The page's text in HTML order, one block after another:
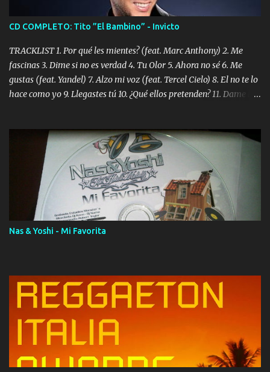
CD COMPLETO: Tito ”El Bambino” - Invicto
TRACKLIST 1. Por qué les mientes? (feat. Marc Anthony) 2. Me
fascinas 3. Dime si no es verdad 4. Tu Olor 5. Ahora no sé 6. Me
gustas (feat. Yandel) 7. Alzo mi voz (feat. Tercel Cielo) 8. El no te lo
hace como yo 9. Llegastes tú 10. ¿Qué ellos pretenden? 11. Dame la
Digital Booklet – Invicto ----------------------------- Nota:
Album proposto al massimo della qualità in formato iTunes Plus
AAC M4A; comprato su iTunes e a disposizione vostra per il
download. REGGAETON ITALIA Nosotros Somos Los Del
Momento!
Nas & Yoshi - Mi Favorita